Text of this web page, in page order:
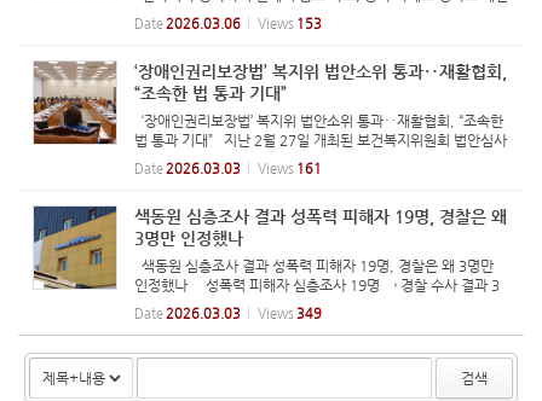
해 경사로에서 휠체어 탄 장애인 넘어지자, 서울교통공사 “민자
역사 관할” 도봉구 “공사 현장 모든 사고를 구청이 책임질 순
Date2026.03.06 Views 153
‘장애인권리보장법’ 복지위 법안소위 통과‥재활협회,
“조속한 법 통과 기대”
‘장애인권리보장법’ 복지위 법안소위 통과‥재활협회, “조속한
법 통과 기대” 지난 2월 27일 개최된 보건복지위원회 법안심사
제2소위원회 회의. ⓒ보건복지위원회 법안소위제2소위원회 이
수진 위원장 블로그 【에이블뉴스 백민 기자】한국장애인재활협회
Date2026.03.03 Views 161
색동원 심층조사 결과 성폭력 피해자 19명, 경찰은 왜
3명만 인정했나
색동원 심층조사 결과 성폭력 피해자 19명, 경찰은 왜 3명만
인정했나 성폭력 피해자 심층조사 19명 → 경찰 수사 결과 3
명 조사기관 측 “경찰과 조사 관련 논의, 한 차례도 없었다” “장애
특성·개별 상황 고려 없는 수사”라는 지적도 장애여성계 “지원
Date2026.03.03 Views 349
검색